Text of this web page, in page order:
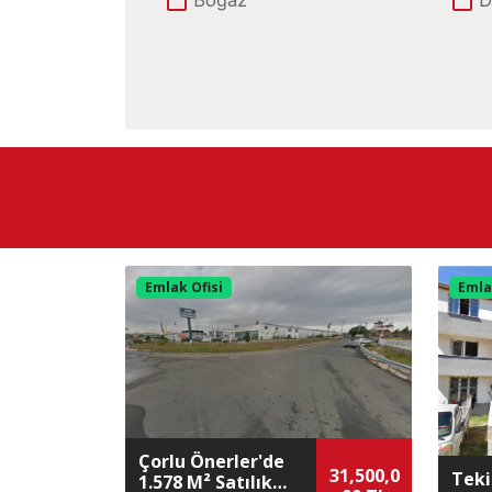
Otobana Yakın
Yolu Yok
Emlak Ofisi
Çorlu Önerler'de
1.578 M² Satılık
31,500,0